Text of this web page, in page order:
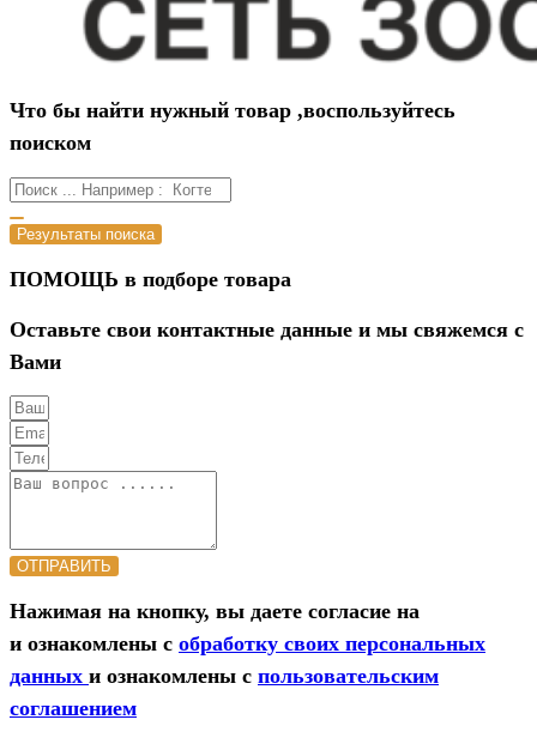
Что бы найти нужный товар ,воспользуйтесь
поиском
Результаты поиска
ПОМОЩЬ в подборе товара
Оставьте свои контактные данные и мы свяжемся с
Вами
ОТПРАВИТЬ
Нажимая на кнопку, вы даете согласие на
и ознакомлены с обработку своих персональных
данных и ознакомлены с пользовательским
соглашением